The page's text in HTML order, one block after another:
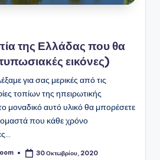
της Ελλάδας που θα
εικόνες)
για σας μερικές από τις
τοπίων της ηπειρωτικής
μοναδικό αυτό υλικό θα μπορέσετε
που κάθε χρόνο
30 Οκτωβρίου, 2020